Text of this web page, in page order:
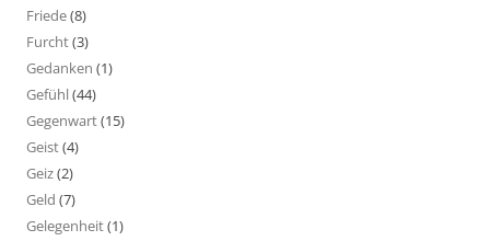
Friede(8)
Furcht(3)
Gedanken (1)
Gefühl(44)
Gegenwart(15)
Geist(4)
Geiz(2)
Geld (7)
Gelegenheit(1)